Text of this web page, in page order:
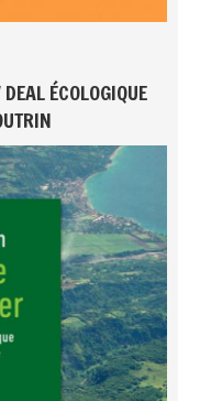
ÉCOLOGIQUE